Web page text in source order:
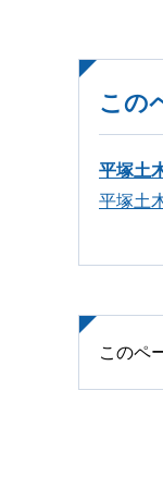
この
平塚土
平塚土
このペ